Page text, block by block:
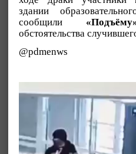
здании
сообщили
обстоятельства
@pdmenws